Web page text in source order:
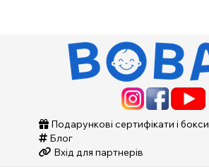
Подарункові сертифікати і бокси
Блог
Вхід для партнерів